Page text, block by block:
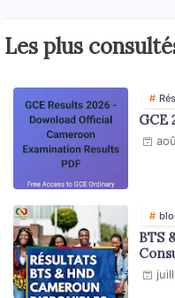
Les plus
GCE
BTS